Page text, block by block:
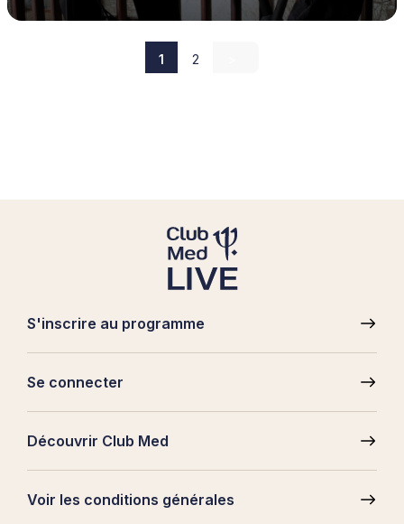
1 2
page
S'inscrire au programme
Se connecter
Découvrir Club Med
Voir les conditions générales